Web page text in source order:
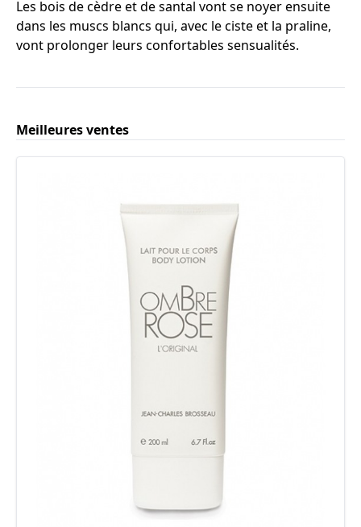
Les bois de cèdre et de santal vont se noyer ensuite
dans les muscs blancs qui, avec le ciste et la praline,
vont prolonger leurs confortables sensualités.
Meilleures ventes